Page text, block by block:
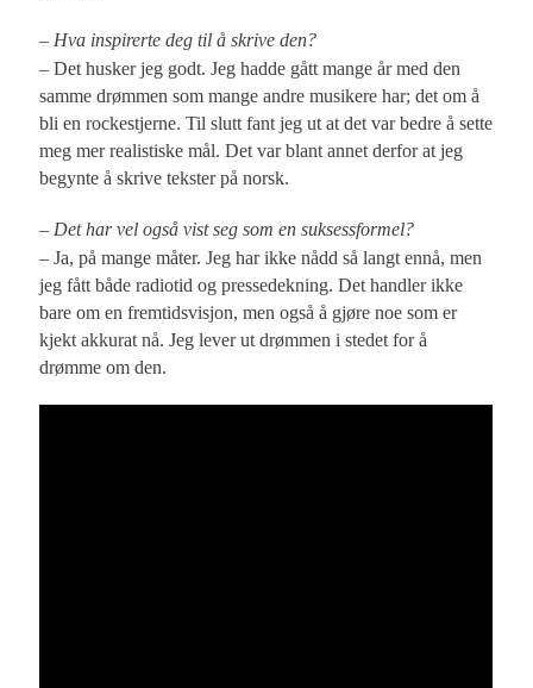
– Hva inspirerte deg til å skrive den?
– Det husker jeg godt. Jeg hadde gått mange år med den
samme drømmen som mange andre musikere har; det om å
bli en rockestjerne. Til slutt fant jeg ut at det var bedre å sette
meg mer realistiske mål. Det var blant annet derfor at jeg
begynte å skrive tekster på norsk.
– Det har vel også vist seg som en suksessformel?
– Ja, på mange måter. Jeg har ikke nådd så langt ennå, men
jeg fått både radiotid og pressedekning. Det handler ikke
bare om en fremtidsvisjon, men også å gjøre noe som er
kjekt akkurat nå. Jeg lever ut drømmen i stedet for å
drømme om den.